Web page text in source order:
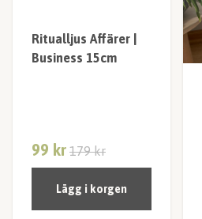
Ritualljus Affärer |
Business 15cm
99 kr 179 kr
Lägg i korgen